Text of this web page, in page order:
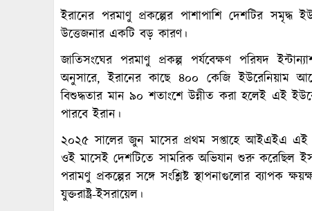
ইরানের পরমাণু প্রকল্পের পাশাপাশি দেশটির সমৃদ্ধ
উত্তেজনার একটি বড় কারণ।
জাতিসংঘের পরমাণু প্রকল্প পর্যবেক্ষণ পরিষদ
অনুসারে, ইরানের কাছে ৪০০ কেজি ইউরেনিয়াম
বিশুদ্ধতার মান ৯০ শতাংশে উন্নীত করা হলেই এই
পারবে ইরান।
২০২৫ সালের জুন মাসের প্রথম সপ্তাহে আইএইএ এই
ওই মাসেই দেশটিতে সামরিক অভিযান শুরু করেছিল
পরামণু প্রকল্পের সঙ্গে সংশ্লিষ্ট স্থাপনাগুলোর ব্যাপক
যুক্তরাষ্ট্র-ইসরায়েল।